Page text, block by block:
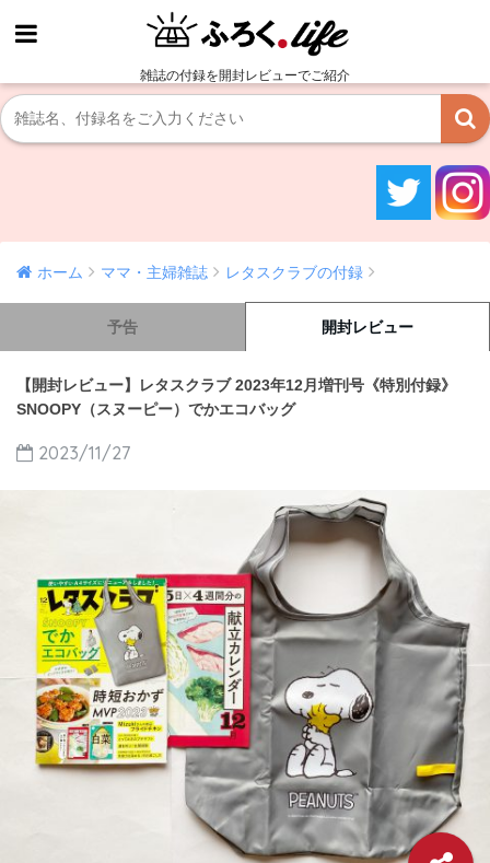
雑誌の付録を開封レビューでご紹介
ホーム ママ・主婦雑誌 レタスクラブの付録
予告 開封レビュー
【開封レビュー】レタスクラブ 2023年12月増刊号《特別付録》
SNOOPY（スヌーピー）でかエコバッグ
2023/11/27